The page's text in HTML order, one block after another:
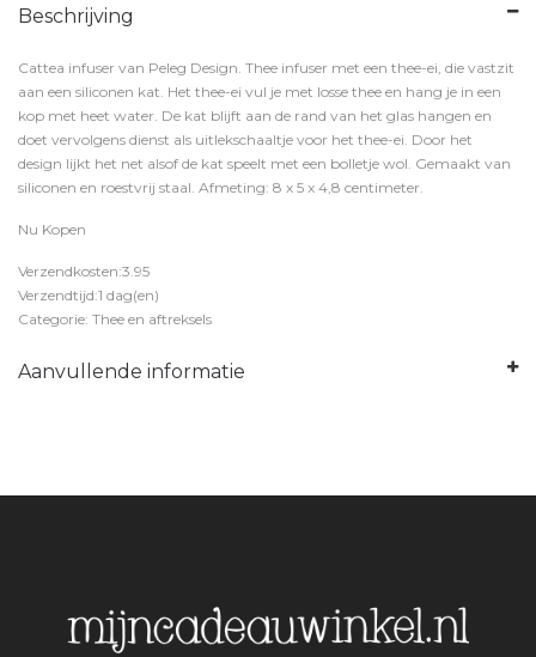
Beschrijving
Cattea infuser van Peleg Design. Thee infuser met een thee-ei, die vastzit
aan een siliconen kat. Het thee-ei vul je met losse thee en hang je in een
kop met heet water. De kat blijft aan de rand van het glas hangen en
doet vervolgens dienst als uitlekschaaltje voor het thee-ei. Door het
design lijkt het net alsof de kat speelt met een bolletje wol. Gemaakt van
siliconen en roestvrij staal. Afmeting: 8 x 5 x 4,8 centimeter.
Nu Kopen
Verzendkosten:3.95
Verzendtijd:1 dag(en)
Categorie: Thee en aftreksels
Aanvullende informatie